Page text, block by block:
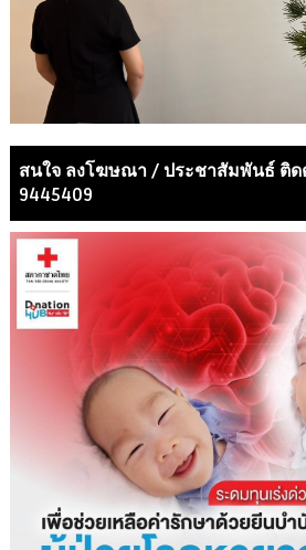
สนใจ ลงโฆษณา / ประชาสัมพันธ์ ติ
9445409